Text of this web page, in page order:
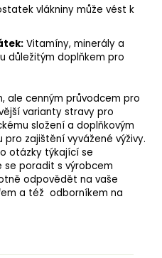
vlákniny může vést k
Vitamíny, minerály a
důležitým doplňkem pro
ale cenným průvodcem pro
varianty stravy pro
složení a doplňkovým
zajištění vyvážené výživy.
otázky týkající se
se poradit s výrobcem
odpovědět na vaše
a též odborníkem na